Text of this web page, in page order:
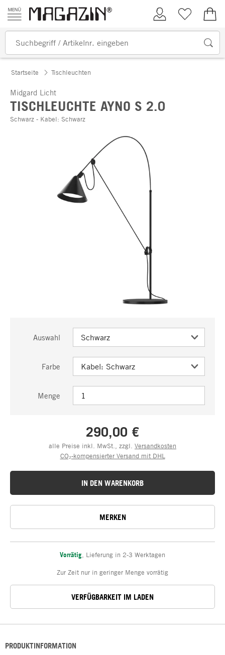
Zum Inhalt springen
Kundenkonto
Merkliste
Startseite Tischleuchten
Midgard Licht
TISCHLEUCHTE AYNO S 2.0
Schwarz - Kabel: Schwarz
Auswahl
Farbe
Menge
290,00 €
alle Preise inkl. MwSt., zzgl. Versandkosten
CO₂-kompensierter Versand mit DHL
IN DEN WARENKORB
MERKEN
Vorrätig Lieferung in 2-3 Werktagen
Zur Zeit nur in geringer Menge vorrätig
VERFÜGBARKEIT IM LADEN
PRODUKTINFORMATION